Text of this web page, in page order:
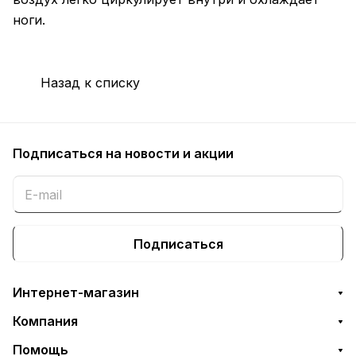
ноги.
Назад к списку
Подписаться на новости и акции
Подписаться
Интернет-магазин
Компания
Помощь